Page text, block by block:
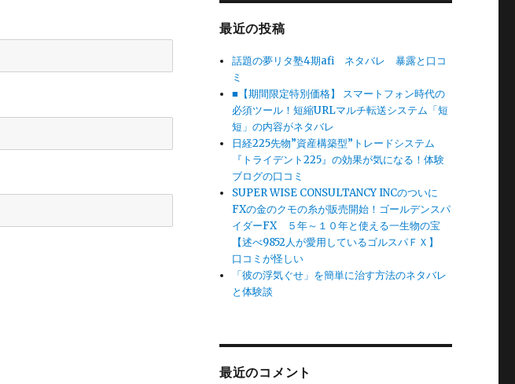
最近の投稿
話題の夢リタ塾4期afi ネタバレ 暴露と口コ
ミ
■【期間限定特別価格】 スマートフォン時代の
必須ツール！短縮URLマルチ転送システム「短
短」の内容がネタバレ
日経225先物”資産構築型”トレードシステム
『トライデント225』の効果が気になる！体験
ブログの口コミ
SUPER WISE CONSULTANCY INCのついに
FXの金のクモの糸が販売開始！ゴールデンスパ
イダーFX ５年～１０年と使える一生物の宝
【述べ9852人が愛用しているゴルスパＦＸ】
口コミが怪しい
「彼の浮気ぐせ」を簡単に治す方法のネタバレ
と体験談
最近のコメント